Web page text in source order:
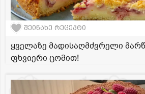
შეინახე რეცეპტი
ყველაზე მადისაღმძვრელი
ფხვიერი ცომით!